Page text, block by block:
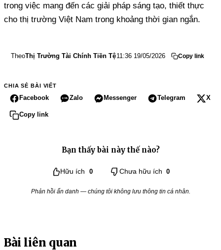
trong việc mang đến các giải pháp sáng tạo, thiết thực
cho thị trường Việt Nam trong khoảng thời gian ngắn.
TheoThị Trường Tài Chính Tiền Tệ11:36 19/05/2026 Copy link
CHIA SẺ BÀI VIẾT
Facebook Zalo Messenger Telegram X
Copy link
Bạn thấy bài này thế nào?
Hữu ích 0 Chưa hữu ích 0
Phản hồi ẩn danh — chúng tôi không lưu thông tin cá nhân.
Bài liên quan